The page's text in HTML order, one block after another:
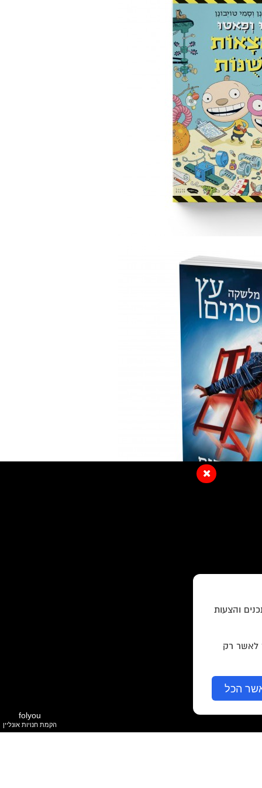
folyou
הקמת חנויות אונליין
והצעות
לאשר רק
הכל